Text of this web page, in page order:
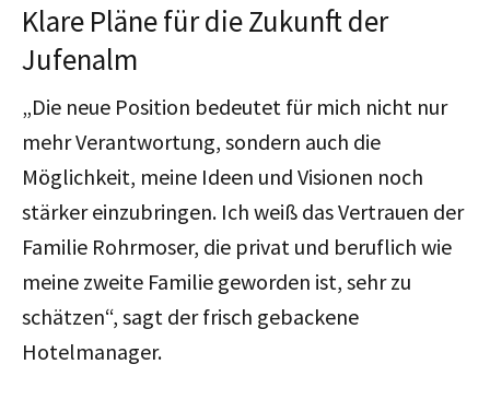
Klare Pläne für die Zukunft der
Jufenalm
„Die neue Position bedeutet für mich nicht nur
mehr Verantwortung, sondern auch die
Möglichkeit, meine Ideen und Visionen noch
stärker einzubringen. Ich weiß das Vertrauen der
Familie Rohrmoser, die privat und beruflich wie
meine zweite Familie geworden ist, sehr zu
schätzen“, sagt der frisch gebackene
Hotelmanager.